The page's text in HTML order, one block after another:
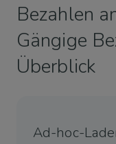
Bezahlen
Gängige
Überblick
Ad-hoc-